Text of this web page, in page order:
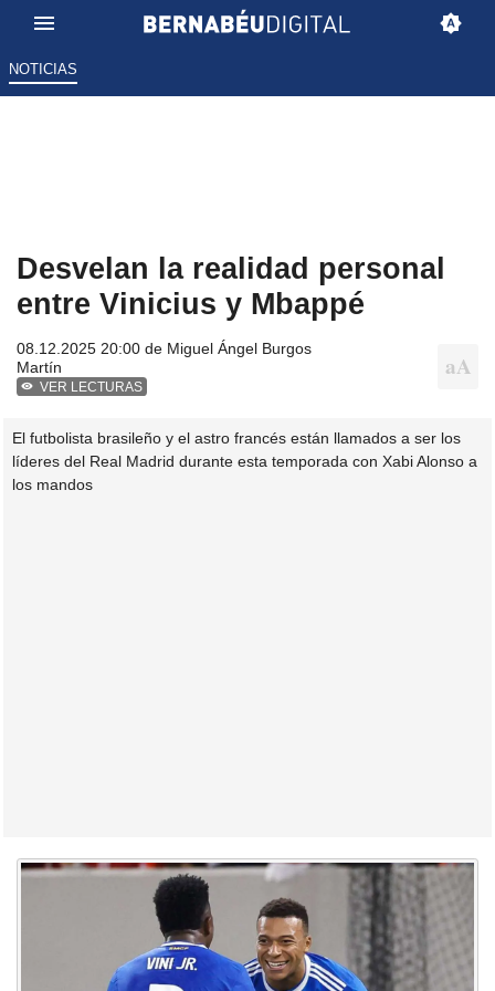
NOTICIAS
Desvelan la realidad personal
entre Vinicius y Mbappé
08.12.2025 20:00 de Miguel Ángel Burgos
Martín
VER LECTURAS
El futbolista brasileño y el astro francés están llamados a ser los
líderes del Real Madrid durante esta temporada con Xabi Alonso a
los mandos